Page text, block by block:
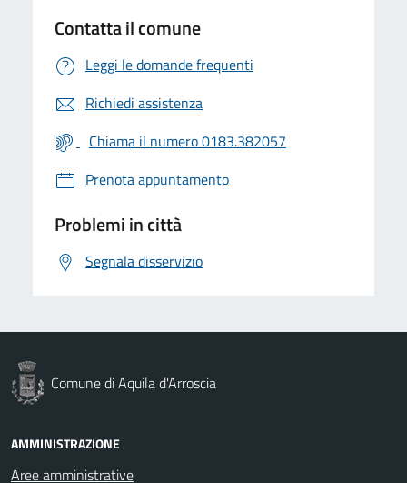
Contatta il comune
Leggi le domande frequenti
Richiedi assistenza
Chiama il numero 0183.382057
Prenota appuntamento
Problemi in città
Segnala disservizio
Comune di Aquila d'Arroscia
AMMINISTRAZIONE
Aree amministrative